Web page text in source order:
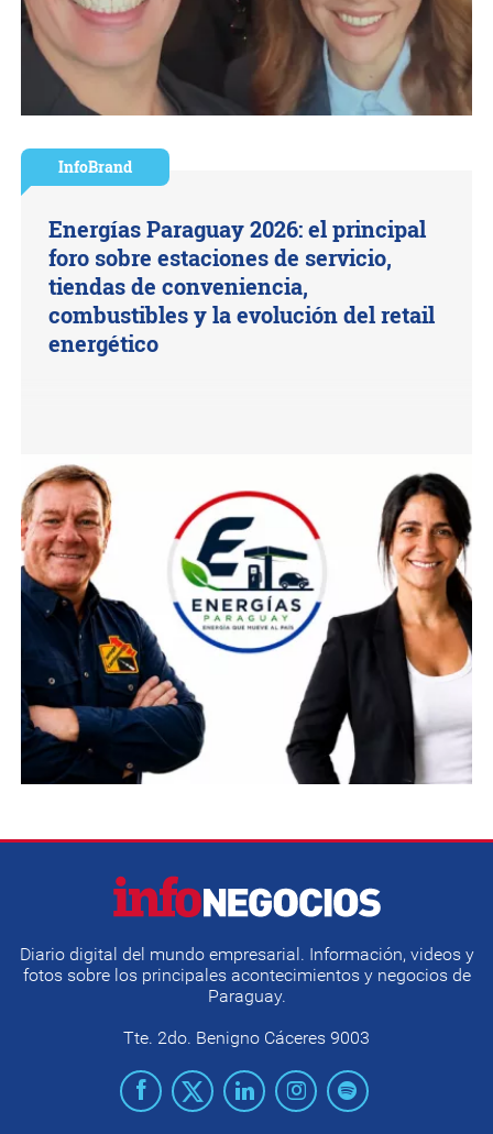
InfoBrand
Energías Paraguay 2026: el principal
foro sobre estaciones de servicio,
tiendas de conveniencia,
combustibles y la evolución del retail
energético
Diario digital del mundo empresarial. Información, videos y
fotos sobre los principales acontecimientos y negocios de
Paraguay.
Tte. 2do. Benigno Cáceres 9003